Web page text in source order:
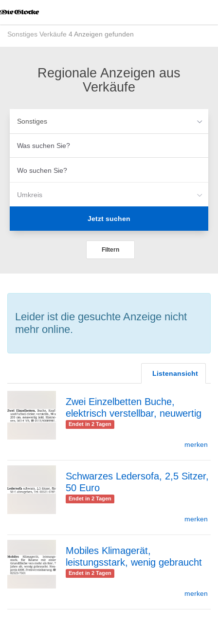
Modus
aktivieren
zurSonstiges Verkäufe 4 Anzeigen gefunden
Regionale Anzeigen aus
Verkäufe
Sonstiges
suchen
Sie?
suchen
Umkreis
Jetzt suchen
Filtern
Leider ist die gesuchte Anzeige nicht
mehr online.
Listenansicht
zur
Zwei Einzelbetten Buche,
elektrisch verstellbar, neuwertig
Endet in 2 Tagen
merken
zur
Schwarzes Ledersofa, 2,5 Sitzer,
50 Euro
Endet in 2 Tagen
merken
zur
Mobiles Klimagerät,
leistungsstark, wenig gebraucht
Endet in 2 Tagen
merken